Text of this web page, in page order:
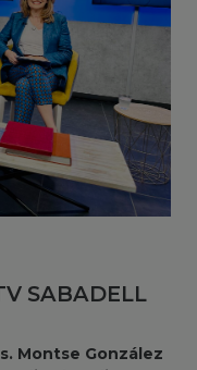
SABADELL
Montse González